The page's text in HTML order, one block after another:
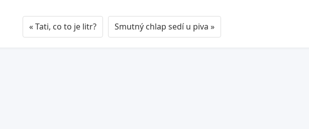
« Tati, co to je litr? Smutný chlap sedí u piva »